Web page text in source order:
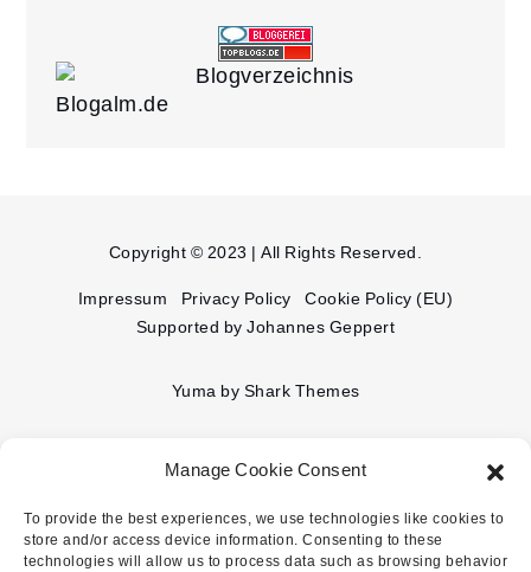
Manage Cookie Consent
To provide the best experiences, we use technologies like cookies to
store and/or access device information. Consenting to these
technologies will allow us to process data such as browsing behavior
Blogalm.de
Copyright © 2023 | All Rights Reserved.
Impressum Privacy Policy
Cookie Policy (EU)
Supported by Johannes Geppert
Yuma by Shark Themes